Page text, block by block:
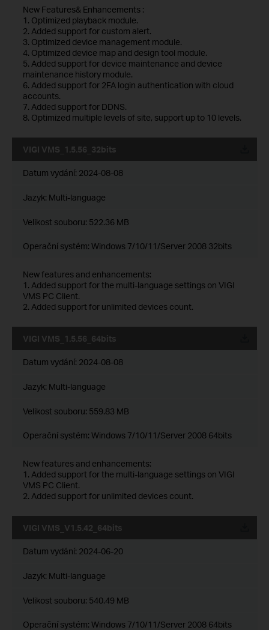
New Features& Enhancements :
1. Optimized playback module.
2. Added support for custom alert.
3. Optimized device management module.
4. Optimized device map and design tool module.
5. Added support for device maintenance and device
maintenance history module.
6. Added support for 2FA login authentication with cloud
accounts.
7. Added support for DDNS.
8. Optimized multiple levels of site, support up to 10 levels.
VIGI VMS_1.5.56_32bits
Datum vydání: 2024-08-08
Jazyk: Multi-language
Velikost souboru: 522.36 MB
Operační systém: Windows 7/10/11/Server 2008 32bits
New features and enhancements:
1. Added support for the multi-language settings on VIGI
VMS PC Client.
2. Added support for unlimited devices count.
VIGI VMS_1.5.56_64bits
Datum vydání: 2024-08-08
Jazyk: Multi-language
Velikost souboru: 559.83 MB
Operační systém: Windows 7/10/11/Server 2008 64bits
New features and enhancements:
1. Added support for the multi-language settings on VIGI
VMS PC Client.
2. Added support for unlimited devices count.
VIGI VMS_V1.5.42_64bits
Datum vydání: 2024-06-20
Jazyk: Multi-language
Velikost souboru: 540.49 MB
Operační systém: Windows 7/10/11/Server 2008 64bits